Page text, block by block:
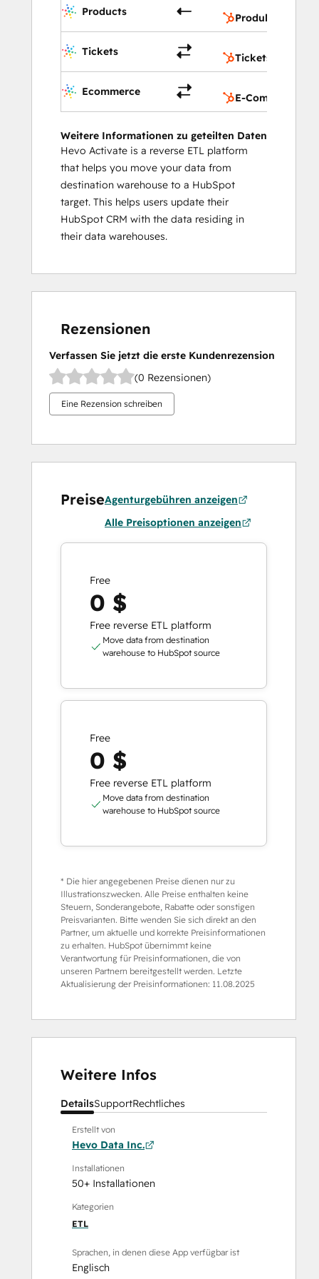
Products
Produkte
Tickets
Tickets
Ecommerce
E-Commerce
Weitere Informationen zu geteilten Daten
Hevo Activate is a reverse ETL platform
that helps you move your data from
destination warehouse to a HubSpot
target. This helps users update their
HubSpot CRM with the data residing in
their data warehouses.
Rezensionen
Verfassen Sie jetzt die erste Kundenrezension
(0 Rezensionen)
Eine Rezension schreiben
PreiseAgenturgebühren anzeigen
Alle Preisoptionen anzeigen
Free
0 $
Free reverse ETL platform
Move data from destination
warehouse to HubSpot source
Free
0 $
Free reverse ETL platform
Move data from destination
warehouse to HubSpot source
* Die hier angegebenen Preise dienen nur zu
Illustrationszwecken. Alle Preise enthalten keine
Steuern, Sonderangebote, Rabatte oder sonstigen
Preisvarianten. Bitte wenden Sie sich direkt an den
Partner, um aktuelle und korrekte Preisinformationen
zu erhalten. HubSpot übernimmt keine
Verantwortung für Preisinformationen, die von
unseren Partnern bereitgestellt werden. Letzte
Aktualisierung der Preisinformationen: 11.08.2025
Weitere Infos
DetailsSupportRechtliches
Erstellt von
Hevo Data Inc.
Installationen
50+ Installationen
Kategorien
ETL
Sprachen, in denen diese App verfügbar ist
Englisch